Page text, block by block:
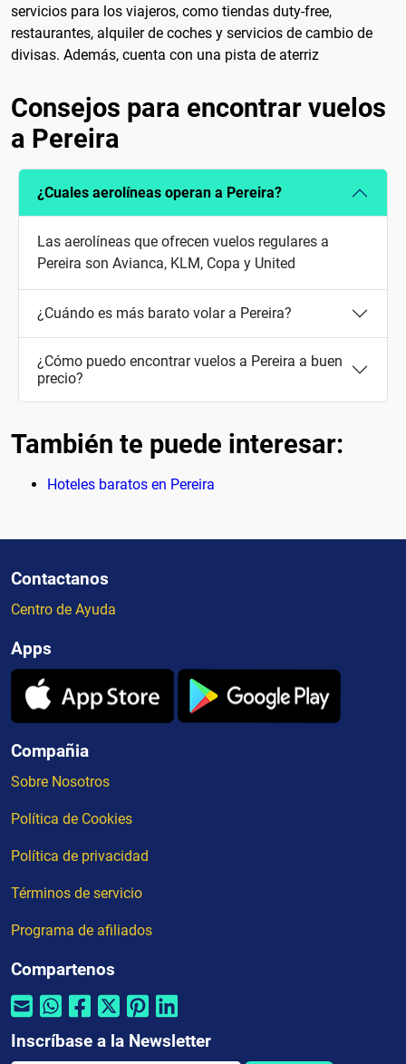
servicios para los viajeros, como tiendas duty-free,
restaurantes, alquiler de coches y servicios de cambio de
divisas. Además, cuenta con una pista de aterriz
Consejos para encontrar vuelos
a Pereira
¿Cuales aerolíneas operan a Pereira?
Las aerolíneas que ofrecen vuelos regulares a
Pereira son Avianca, KLM, Copa y United
¿Cuándo es más barato volar a Pereira?
¿Cómo puedo encontrar vuelos a Pereira a buen
precio?
También te puede interesar:
Hoteles baratos en Pereira
Contactanos
Centro de Ayuda
Apps
Compañia
Sobre Nosotros
Política de Cookies
Política de privacidad
Términos de servicio
Programa de afiliados
Compartenos
Inscríbase a la Newsletter